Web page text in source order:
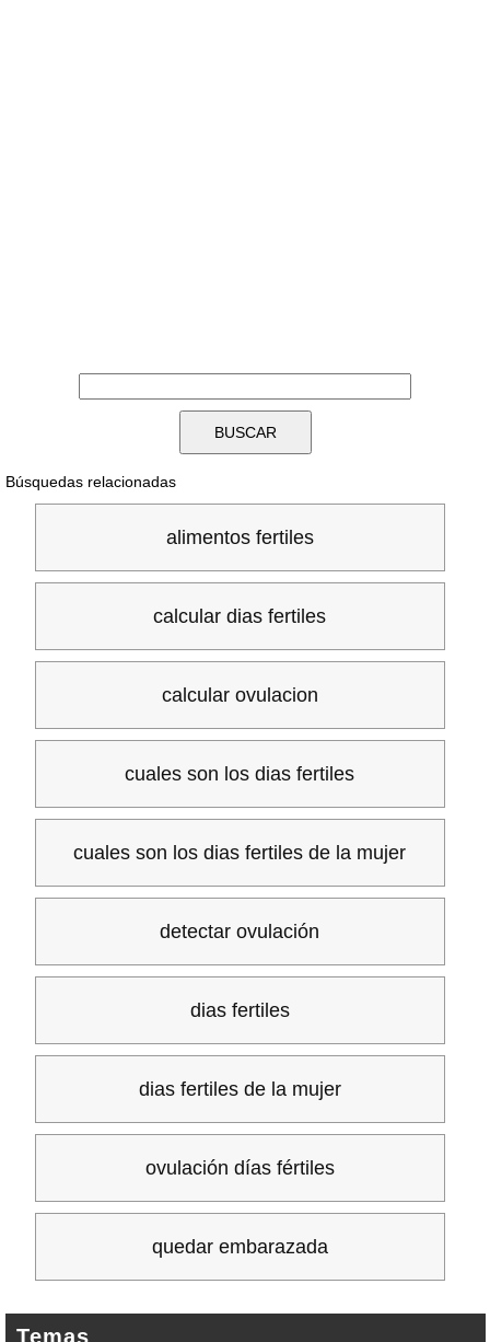
Búsquedas relacionadas
alimentos fertiles
calcular dias fertiles
calcular ovulacion
cuales son los dias fertiles
cuales son los dias fertiles de la mujer
detectar ovulación
dias fertiles
dias fertiles de la mujer
ovulación días fértiles
quedar embarazada
Temas